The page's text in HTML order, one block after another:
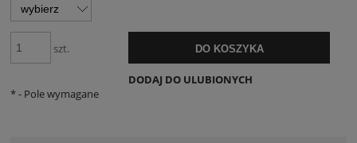
szt. DO KOSZYKA
DODAJ DO ULUBIONYCH
*- Pole wymagane